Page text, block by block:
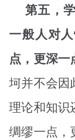
第五，
一般人对
点，更深一
坷并不会因
理论和知识
绸缪一点，